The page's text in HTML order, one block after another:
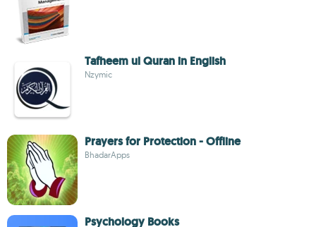
Tafheem ul Quran in English
Nzymic
Prayers for Protection - Offline
BhadarApps
Psychology Books